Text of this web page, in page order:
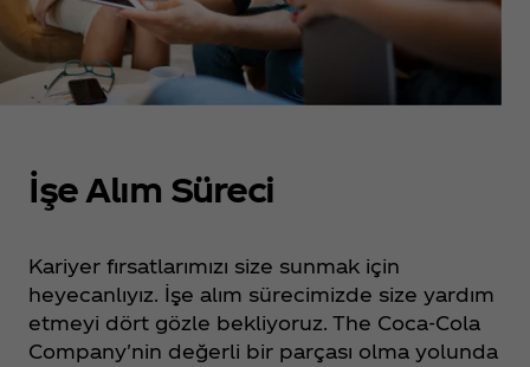
İşe Alım Süreci
Kariyer fırsatlarımızı size sunmak için
heyecanlıyız. İşe alım sürecimizde size yardım
etmeyi dört gözle bekliyoruz. The Coca‑Cola
Company'nin değerli bir parçası olma yolunda